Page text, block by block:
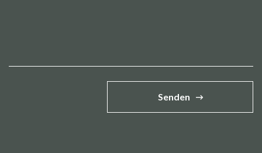
Senden